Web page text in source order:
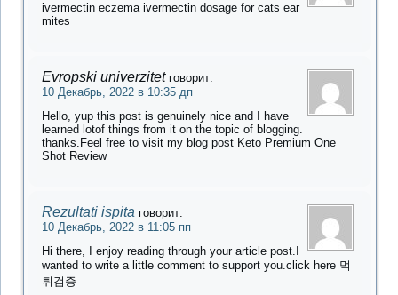
ivermectin eczema ivermectin dosage for cats ear
mites
Evropski univerzitet говорит:
10 Декабрь, 2022 в 10:35 дп
Hello, yup this post is genuinely nice and I have
learned lotof things from it on the topic of blogging.
thanks.Feel free to visit my blog post Keto Premium One
Shot Review
Rezultati ispita говорит:
10 Декабрь, 2022 в 11:05 пп
Hi there, I enjoy reading through your article post.I
wanted to write a little comment to support you.click here 먹
튀검증